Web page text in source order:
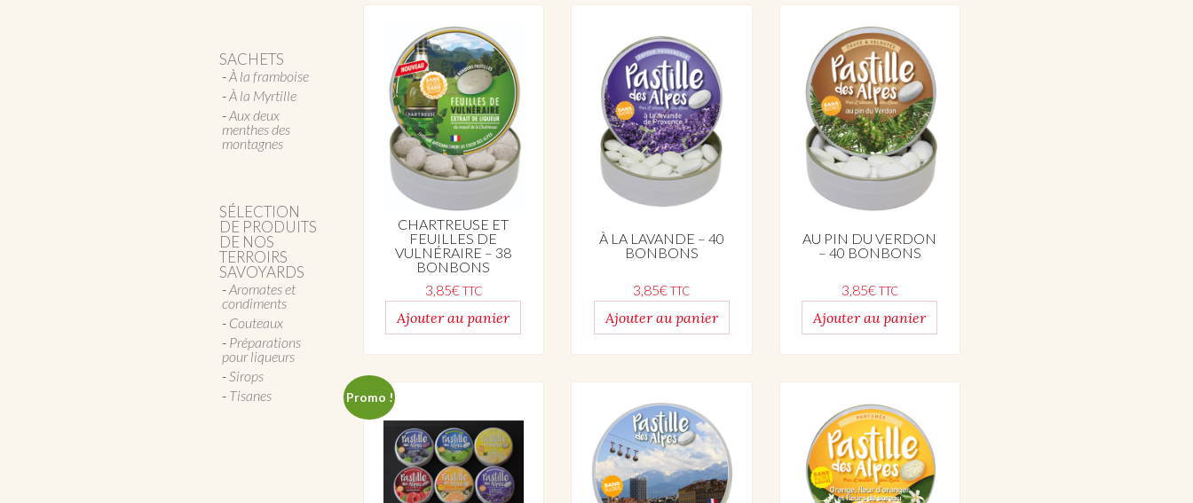
SACHETS
À la framboise
À la Myrtille
Aux deux
menthes des
montagnes
SÉLECTION
DE PRODUITS
DE NOS
TERROIRS
SAVOYARDS
Aromates et
condiments
Couteaux
Préparations
pour liqueurs
Sirops
Tisanes
CHARTREUSE ET
FEUILLES DE
VULNÉRAIRE – 38
BONBONS
3,85€TTC
Ajouter au panier
À LA LAVANDE – 40
BONBONS
3,85€ TTC
Ajouter au panier
AU PIN DU VERDON
– 40 BONBONS
3,85€ TTC
Ajouter au panier
Promo !